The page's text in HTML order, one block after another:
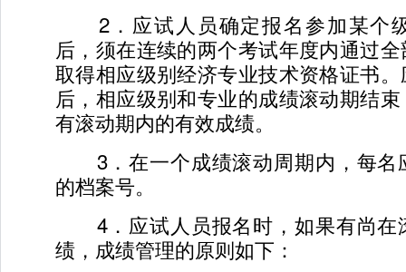
2．应试人员确定报名参加某个
后，须在连续的两个考试年度内通过
取得相应级别经济专业技术资格证书
后，相应级别和专业的成绩滚动期结
有滚动期内的有效成绩。
3．在一个成绩滚动周期内，每名
的档案号。
4．应试人员报名时，如果有尚在
绩，成绩管理的原则如下：